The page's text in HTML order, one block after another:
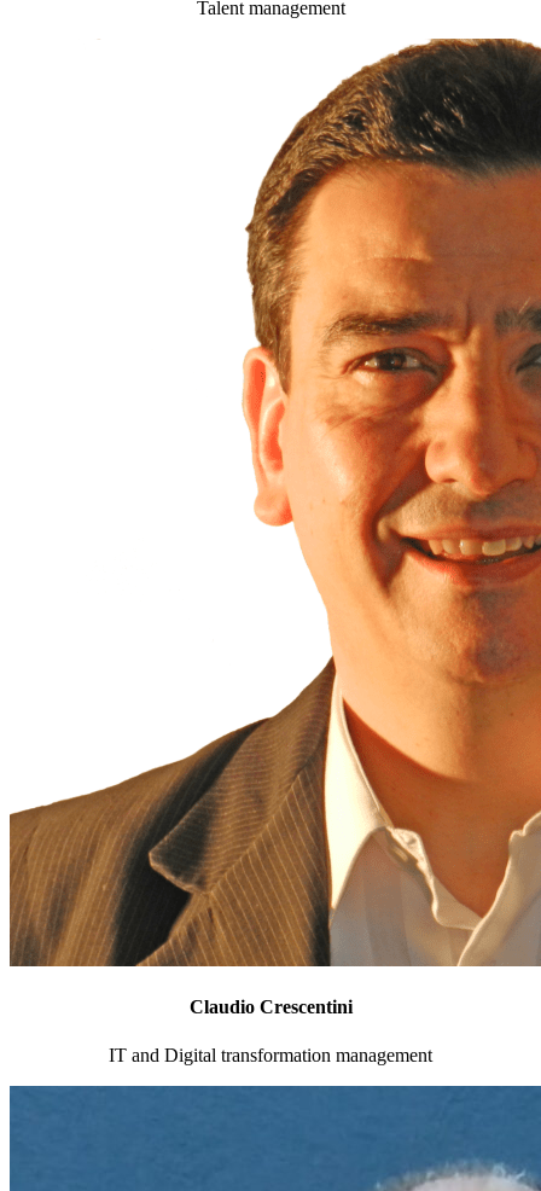
Talent management
Claudio Crescentini
IT and Digital transformation management